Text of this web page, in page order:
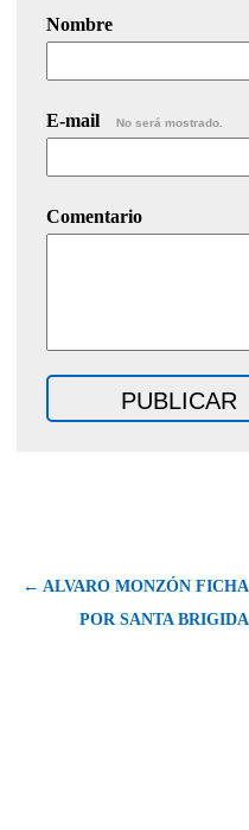
Nombre
E-mail No será mostrado.
Comentario
← ALVARO MONZÓN FICHA
POR SANTA BRIGIDA